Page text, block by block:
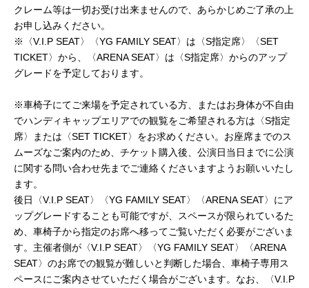
クレーム等は一切お受け出来ませんので、あらかじめご了承の上
お申し込みください。
※〈V.I.P SEAT〉〈YG FAMILY SEAT〉は〈S指定席〉〈SET
TICKET〉から、〈ARENA SEAT〉は〈S指定席〉からのアップ
グレードを予定しております。
※車椅子にてご来場を予定されている方、またはお身体が不自由
でハンディキャップエリアでの観覧をご希望される方は〈S指定
席〉または〈SET TICKET〉をお求めください。お座席までのス
ムーズなご案内のため、チケット購入後、公演日当日までに公演
に関する問い合わせ先までご連絡くださいますようお願いいたし
ます。
後日〈V.I.P SEAT〉〈YG FAMILY SEAT〉〈ARENA SEAT〉にア
ップグレードすることも可能ですが、スペースが限られているた
め、車椅子から指定のお席へ移ってご覧いただく必要がございま
す。主催者側が〈V.I.P SEAT〉〈YG FAMILY SEAT〉〈ARENA
SEAT〉のお席での観覧が難しいと判断した場合、車椅子専用ス
ペースにご案内させていただく場合がございます。なお、〈V.I.P